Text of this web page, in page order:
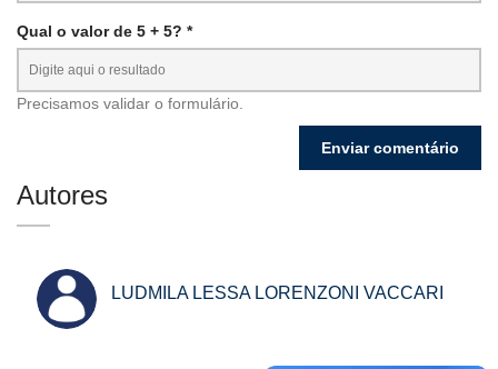
Qual o valor de 5 + 5? *
Precisamos validar o formulário.
Autores
LUDMILA LESSA LORENZONI VACCARI